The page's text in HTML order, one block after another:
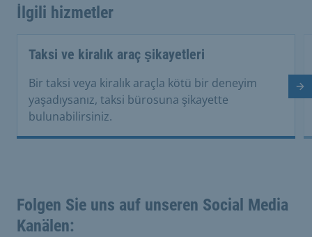
İlgili hizmetler
Taksi ve kiralık araç şikayetleri
Bir taksi veya kiralık araçla kötü bir deneyim
yaşadıysanız, taksi bürosuna şikayette
bulunabilirsiniz.
Folgen Sie uns auf unseren Social Media
Kanälen: